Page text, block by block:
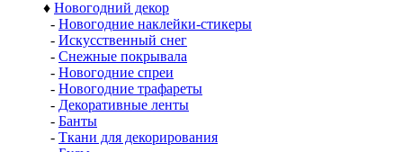
♦ Новогодний декор
- Новогодние наклейки-стикеры
- Искусственный снег
- Снежные покрывала
- Новогодние спреи
- Новогодние трафареты
- Декоративные ленты
- Банты
- Ткани для декорирования